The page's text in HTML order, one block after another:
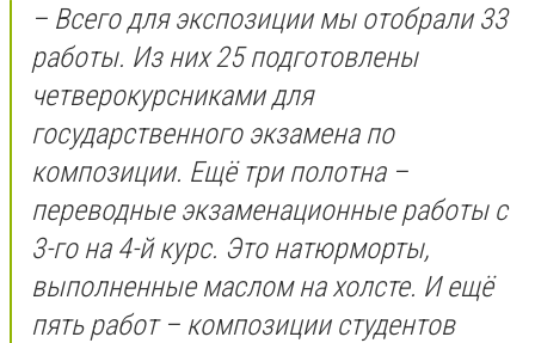
– Всего для экспозиции мы отобрали 33
работы. Из них 25 подготовлены
четверокурсниками для
государственного экзамена по
композиции. Ещё три полотна –
переводные экзаменационные работы с
3-го на 4-й курс. Это натюрморты,
выполненные маслом на холсте. И ещё
пять работ – композиции студентов